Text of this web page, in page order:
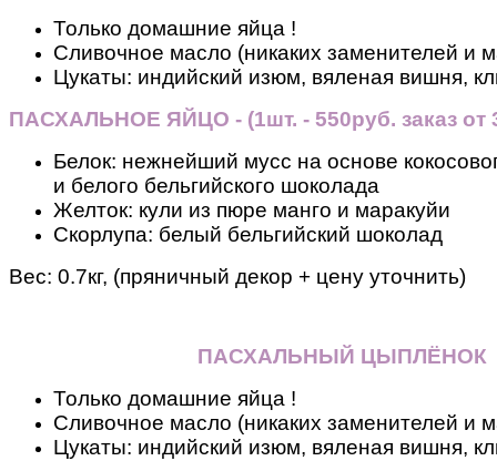
Только домашние яйца !
Сливочное масло (никаких заменителей и
Цукаты: индийский изюм, вяленая вишня,
ПАСХАЛЬНОЕ ЯЙЦО - (1шт. - 550руб. заказ от
Белок: нежнейший мусс на основе
и белого бельгийского шоколада
Желток: кули из пюре манго и маракуйи
Скорлупа: белый бельгийский шоколад
Вес: 0.7кг, (пряничный декор + цену уточнить)
ПАСХАЛЬНЫЙ ЦЫПЛЁНОК
Только домашние яйца !
Сливочное масло (никаких заменителей и
Цукаты: индийский изюм, вяленая вишня,